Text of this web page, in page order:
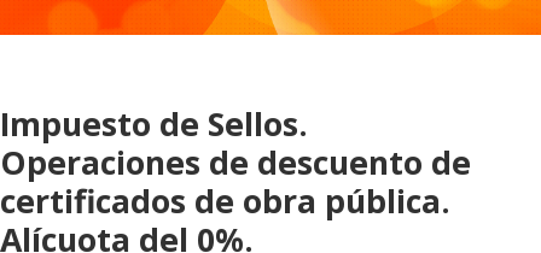
Impuesto de Sellos.
Operaciones de descuento de
certificados de obra pública.
Alícuota del 0%.